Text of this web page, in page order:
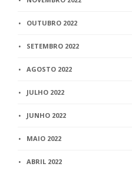
OUTUBRO 2022
SETEMBRO 2022
AGOSTO 2022
JULHO 2022
JUNHO 2022
MAIO 2022
ABRIL 2022